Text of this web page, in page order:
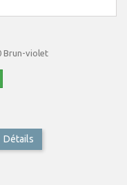
Brun-violet
Détails